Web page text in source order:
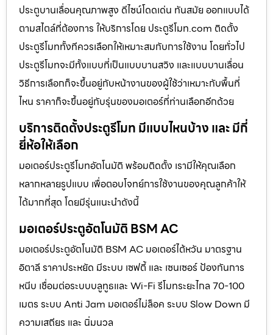
ประตูบานเลื่อนคุณภาพสูง ดีไซน์โดดเด่น ทันสมัย ออกแบบได้
ตามสไตล์ที่ต้องการ ให้บริการโดย ประตูรีโมท.com ติดตั้ง
ประตูรีโมททั้งทีควรเลือกให้เหมาะสมกับการใช้งาน โดยทั่วไป
ประตูรีโมทจะมีทั้งแบบที่เป็นแบบบานสวิง และแบบบานเลื่อน
วิธีการเลือกก็จะขึ้นอยู่กับหน้างานของผู้ใช้ว่าเหมาะกับพื้นที่
ไหน ราคาก็จะขึ้นอยู่กับรุ่นของมอเตอร์ที่ท่านเลือกอีกด้วย
บริการติดตั้งประตูรีโมท มีแบบไหนบ้าง และ มีกี่
ยี่ห้อให้เลือก
มอเตอร์ประตูรีโมทอัตโนมัติ พร้อมติดตั้ง เรามีให้คุณเลือก
หลากหลายรูปแบบ เพื่อตอบโจทย์การใช้งานของคุณลูกค้าให้
ได้มากที่สุด โดยมีรุ่นแนะนำดังนี้
มอเตอร์ประตูอัตโนมัติ BSM AC
มอเตอร์ประตูอัตโนมัติ BSM AC มอเตอร์ไต้หวัน มาตรฐาน
อิตาลี ราคาประหยัด มีระบบ เซฟตี้ และ เซนเซอร์ ป้องกันการ
หนีบ เชื่อมต่อระบบบลูทูธและ Wi-Fi รีโมทระยะไกล 70-100
เมตร ระบบ Anti Jam มอเตอร์ไม่ล็อค ระบบ Slow Down มี
ความเสถียร และ นิ่มนวล